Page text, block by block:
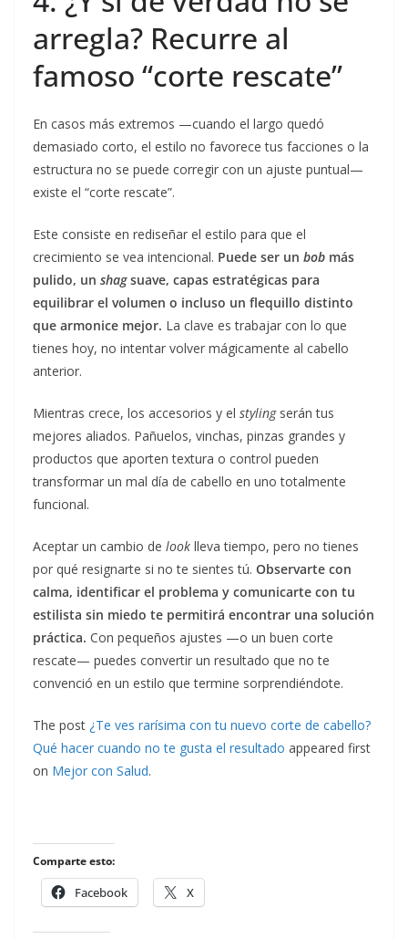
arregla? Recurre al
famoso “corte rescate”
En casos más extremos —cuando el largo quedó
demasiado corto, el estilo no favorece tus facciones o la
estructura no se puede corregir con un ajuste puntual—
existe el “corte rescate”.
Este consiste en rediseñar el estilo para que el
crecimiento se vea intencional. Puede ser un bob más
pulido, un shagsuave, capas estratégicas para
equilibrar el volumen o incluso un flequillo distinto
que armonice mejor. La clave es trabajar con lo que
tienes hoy, no intentar volver mágicamente al cabello
anterior.
Mientras crece, los accesorios y el stylingserán tus
mejores aliados. Pañuelos, vinchas, pinzas grandes y
productos que aporten textura o control pueden
transformar un mal día de cabello en uno totalmente
funcional.
Aceptar un cambio de look lleva tiempo, pero no tienes
por qué resignarte si no te sientes tú. Observarte con
calma, identificar el problema y comunicarte con tu
estilista sin miedo te permitirá encontrar una solución
práctica. Con pequeños ajustes —o un buen corte
rescate— puedes convertir un resultado que no te
convenció en un estilo que termine sorprendiéndote.
The post ¿Te ves rarísima con tu nuevo corte de cabello?
Qué hacer cuando no te gusta el resultado appeared first
on Mejor con Salud.
Comparte esto:
Facebook X